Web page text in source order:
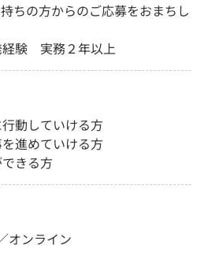
ちの方からのご応募をおまちし
経験 実務２年以上
動していける方
進めていける方
きる方
オンライン